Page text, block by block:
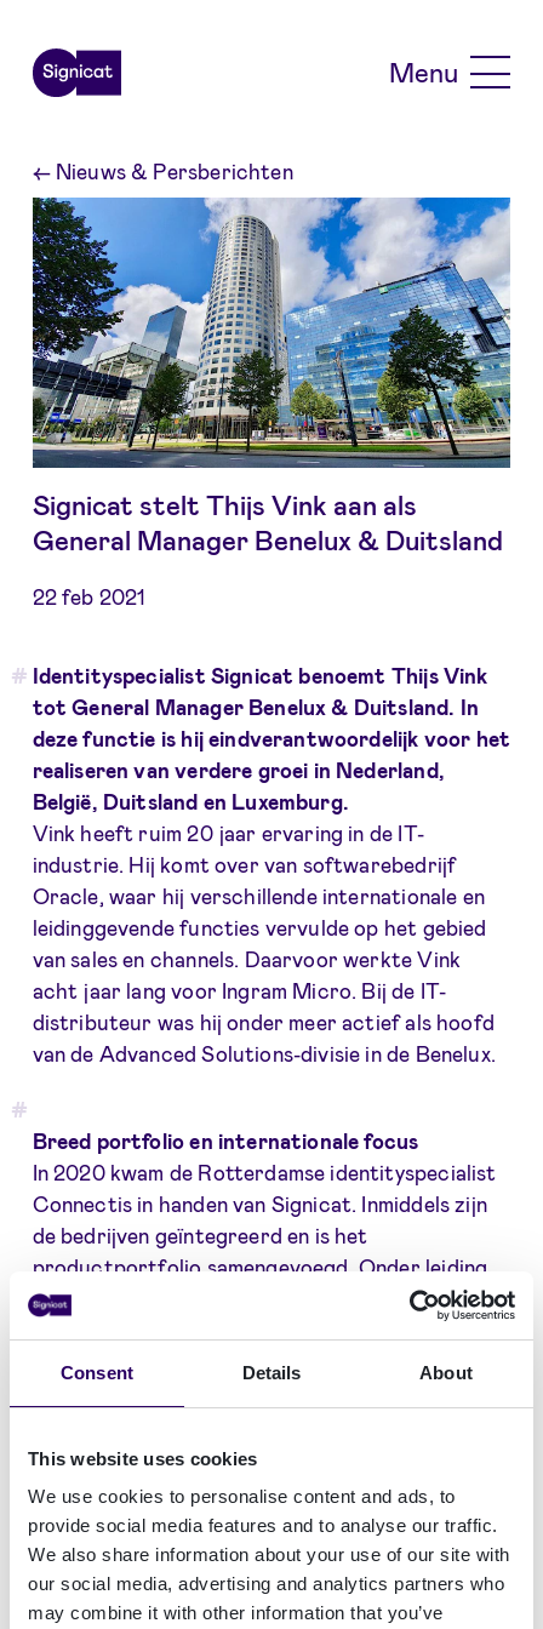
Consent Details About
This website uses cookies
We use cookies to personalise content and ads, to
provide social media features and to analyse our traffic.
We also share information about your use of our site with
our social media, advertising and analytics partners who
may combine it with other information that you’ve
Menu
←Nieuws & Persberichten
22 feb 2021
Signicat stelt Thijs Vink aan als
General Manager Benelux & Duitsland
Identityspecialist Signicat benoemt Thijs Vink
tot General Manager Benelux & Duitsland. In
deze functie is hij eindverantwoordelijk voor het
realiseren van verdere groei in Nederland,
België, Duitsland en Luxemburg.
Vink heeft ruim 20 jaar ervaring in de IT-
industrie. Hij komt over van softwarebedrijf
Oracle, waar hij verschillende internationale en
leidinggevende functies vervulde op het gebied
van sales en channels. Daarvoor werkte Vink
acht jaar lang voor Ingram Micro. Bij de IT-
distributeur was hij onder meer actief als hoofd
van de Advanced Solutions-divisie in de Benelux.
Breed portfolio en internationale focus
In 2020 kwam de Rotterdamse identityspecialist
Connectis in handen van Signicat. Inmiddels zijn
de bedrijven geïntegreerd en is het
productportfolio samengevoegd. Onder leiding
van Vink wil Signicat met het gecombineerde
portfolio haar klantenbestand uitbreiden en
nieuwe marktsegmenten aanboren.
“Signicat en Connectis zijn een uitstekende
match gebleken, zowel qua technologie als qua
uitgebreide portfolio kunnen we organisaties nu
optimaal ondersteunen in het gehele traject van
onboarding tot digitale ondertekening. Dat is
uniek in de markt, aangezien veel concurrenten